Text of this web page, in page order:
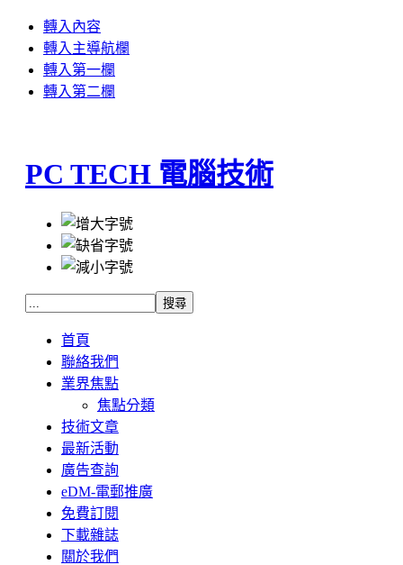
轉入內容
轉入主導航欄
轉入第一欄
轉入第二欄
PC TECH 電腦技術
首頁
聯絡我們
業界焦點
焦點分類
技術文章
最新活動
廣告查詢
eDM-電郵推廣
免費訂閱
下載雜誌
關於我們